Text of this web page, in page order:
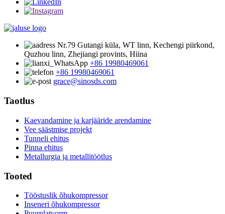
Nr.79 Gutangi küla, WT linn, Kechengi piirkond,
Quzhou linn, Zhejiangi provints, Hiina
+86 19980469061
+86 19980469061
grace@sinosds.com
Taotlus
Kaevandamine ja karjääride arendamine
Vee säästmise projekt
Tunneli ehitus
Pinna ehitus
Metallurgia ja metallitöötlus
Tooted
Tööstuslik õhukompressor
Inseneri õhukompressor